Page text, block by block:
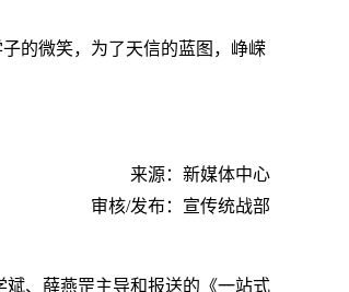
子的微笑，为了天信的蓝图，峥嵘
来源：新媒体中心
审核/发布：宣传统战部
、薛燕罡主导和报送的《一站式